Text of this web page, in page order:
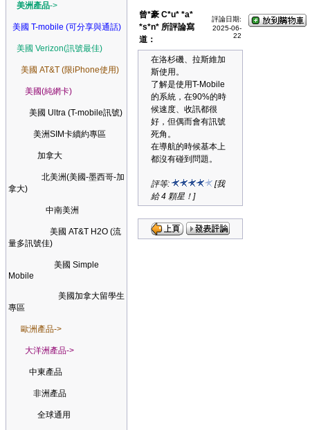
美洲產品->
美國 T-mobile (可分享與通話)
美國 Verizon(訊號最佳)
美國 AT&T (限iPhone使用)
美國(純網卡)
美國 Ultra (T-mobile訊號)
美洲SIM卡續約專區
加拿大
北美洲(美國-墨西哥-加
拿大)
中南美洲
美國 AT&T H2O (流
量多訊號佳)
美國 Simple
Mobile
美國加拿大留學生
專區
歐洲產品->
大洋洲產品->
中東產品
非洲產品
全球通用
曾*豪 C*u* *a*
*s*n* 所評論寫
道：
評論日期:
2025-06-
22
在洛杉磯、拉斯維加
斯使用。
了解是使用T-Mobile
的系統，在90%的時
候速度、收訊都很
好，但偶而會有訊號
死角。
在導航的時候基本上
都沒有碰到問題。
評等:
[我
給 4 顆星！]